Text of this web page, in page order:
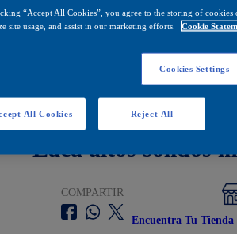
Laca altos sólidos
COMPARTIR
Encuentra Tu Tienda
“Accept All Cookies”, you agree to the storing of
site usage, and assist in our marketing efforts.
Cookie
Cookies Settings
Reject All
All Cookies